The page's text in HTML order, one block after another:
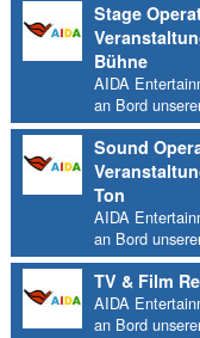
Stage
Bühne
AIDA
an Bord
Sound
Ton
AIDA
an Bord
TV & Film
AIDA
an Bord